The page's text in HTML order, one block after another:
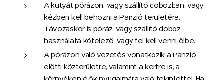
A kutyát pórázon, vagy szállító dobozban, vagy
kézben kell behozni a Panzió területére.
Távozáskor is póráz, vagy szállító doboz
használata kötelező, vagy fel kell venni ölbe.
A pórázon való vezetés vonatkozik a Panzió
előtti közterületre, valamint a kertre is, a